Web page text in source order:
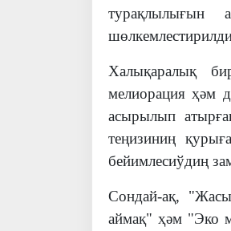
турақлылығын
Халықаралық
мелиорация ҳәм
асырылып
теңизиниң
бейимлесиўдиң
Сондай-ақ,
аймақ" ҳәм "Эко